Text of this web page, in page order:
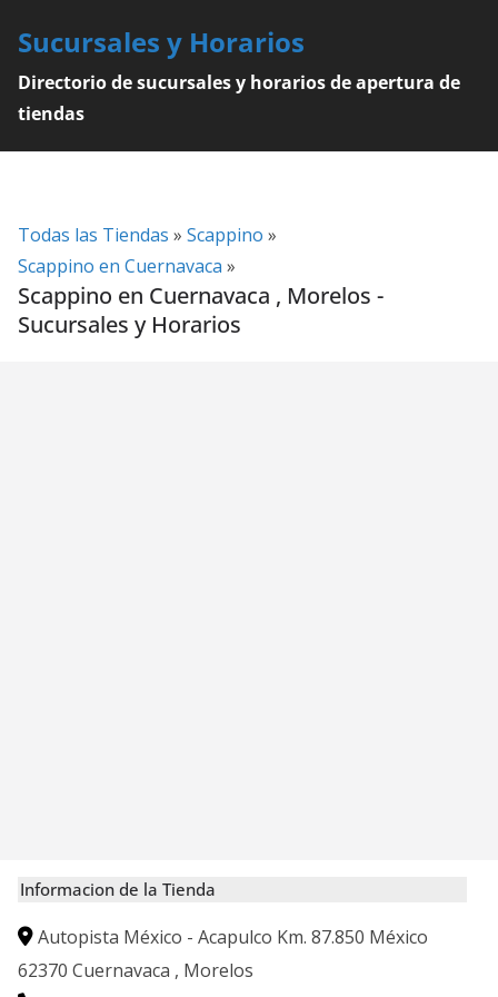
content
Sucursales y Horarios
Directorio de sucursales y horarios de apertura de
tiendas
Todas las Tiendas » Scappino »
Scappino en Cuernavaca »
Scappino en Cuernavaca , Morelos -
Sucursales y Horarios
Informacion de la Tienda
Autopista México - Acapulco Km. 87.850 México
62370 Cuernavaca , Morelos